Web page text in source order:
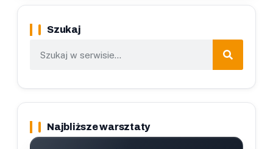
Szukaj
Najbliższe warsztaty